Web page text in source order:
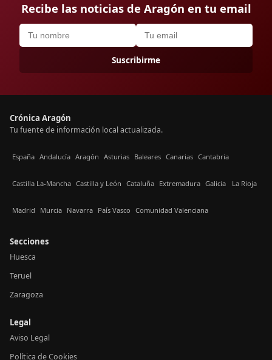
Recibe las noticias de Aragón en tu email
Suscribirme
Crónica Aragón
Tu fuente de información local actualizada.
España Andalucía Aragón Asturias Baleares Canarias Cantabria
Castilla La-Mancha Castilla y León Cataluña Extremadura Galicia La Rioja
Madrid Murcia Navarra País Vasco Comunidad Valenciana
Secciones
Huesca
Teruel
Zaragoza
Legal
Aviso Legal
Política de Cookies